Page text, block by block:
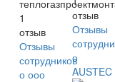
1
отзыв
Отзывы
сотрудников
о ооо
отзыв
Отзывы
о
AUSTEC